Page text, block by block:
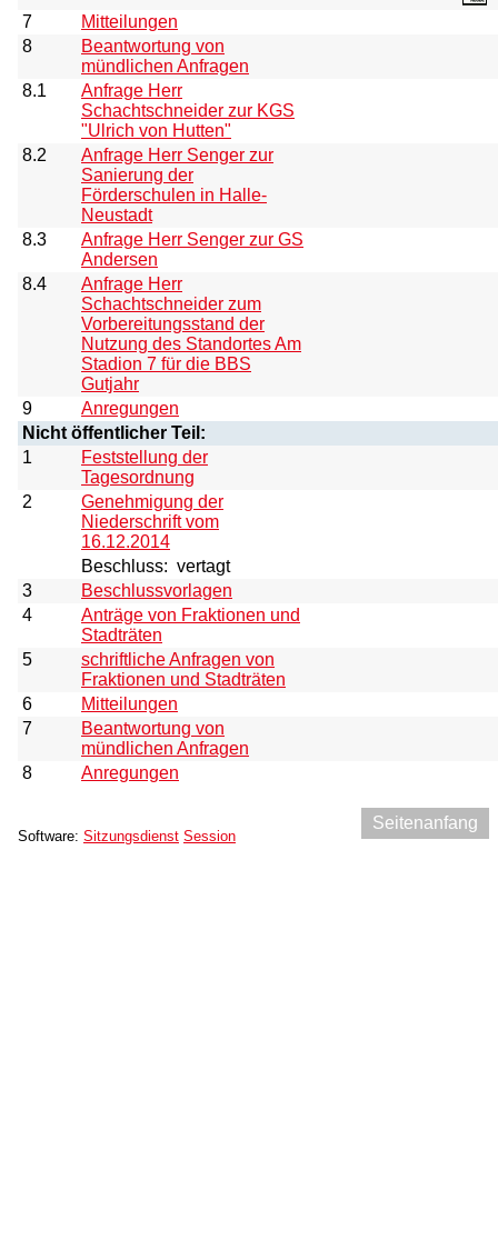
7
Mitteilungen
8
Beantwortung von
mündlichen Anfragen
8.1
Anfrage Herr
Schachtschneider zur KGS
"Ulrich von Hutten"
8.2
Anfrage Herr Senger zur
Sanierung der
Förderschulen in Halle-
Neustadt
8.3
Anfrage Herr Senger zur GS
Andersen
8.4
Anfrage Herr
Schachtschneider zum
Vorbereitungsstand der
Nutzung des Standortes Am
Stadion 7 für die BBS
Gutjahr
9
Anregungen
Nicht öffentlicher Teil:
1
Feststellung der
Tagesordnung
2
Genehmigung der
Niederschrift vom
16.12.2014
Beschluss: vertagt
3
Beschlussvorlagen
4
Anträge von Fraktionen und
Stadträten
5
schriftliche Anfragen von
Fraktionen und Stadträten
6
Mitteilungen
7
Beantwortung von
mündlichen Anfragen
8
Anregungen
Seitenanfang
Software: Sitzungsdienst Session